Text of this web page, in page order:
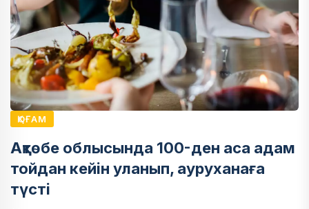
ҚОҒАМ
Ақтөбе облысында 100-ден аса адам
тойдан кейін уланып, ауруханаға
түсті